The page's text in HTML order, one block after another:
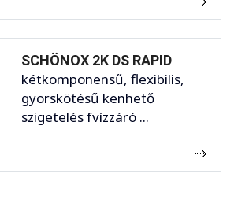
SCHÖNOX 2K DS RAPID
kétkomponensű, flexibilis,
gyorskötésű kenhető
szigetelés fvízzáró ...